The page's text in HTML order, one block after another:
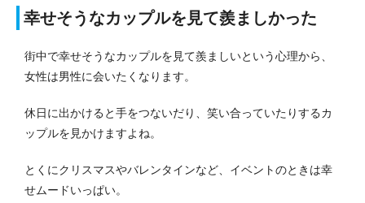
幸せそうなカップルを見て羨ましかった
街中で幸せそうなカップルを見て羨ましいという心理から、
女性は男性に会いたくなります。
休日に出かけると手をつないだり、笑い合っていたりするカ
ップルを見かけますよね。
とくにクリスマスやバレンタインなど、イベントのときは幸
せムードいっぱい。